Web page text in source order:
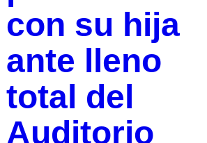
con su hija
ante lleno
total del
Auditorio